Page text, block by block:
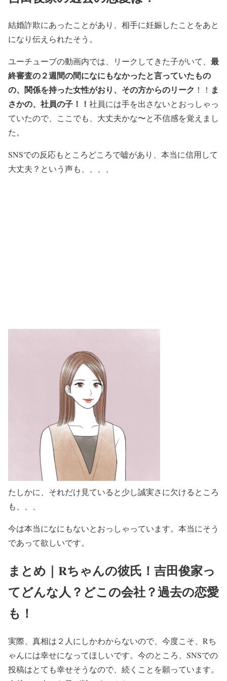
結婚詐欺にあったことがあり、相手に妊娠したことをあと
になり伝えられたそう。
ユーチューブの動画内では、リークしてきた子がいて、 最
終審査の２週間の間になにもなかったと言っていたもの
の、関係を持った女性がおり、その方からのリーク ！！ ま
さかの、社員の子！！ 社員には手を出さないとおっしゃっ
ていたので、ここでも、大丈夫かな〜と不信感を覚えまし
た。
SNSでの反応もところどころで嘘があり、本当に信用して
大丈夫？という声も、、、、
たしかに、それだけ見ていると少し誠実さに欠けるところ
も、、、
今は本当になにもないとおっしゃっています。本当にそう
であって欲しいです。
まとめ｜Rちゃんの彼氏！吉田俊家っ
てどんな人？どこの会社？過去の恋愛
も！
実際、真相は２人にしかわからないので、今度こそ、Rち
ゃんには幸せになってほしいです。今のところ、SNSでの
投稿はとても幸せそうなので、続くことを願っています。